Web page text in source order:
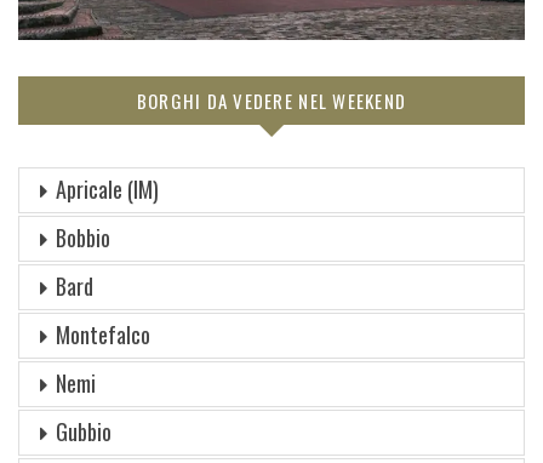
BORGHI DA VEDERE NEL WEEKEND
Apricale (IM)
Bobbio
Bard
Montefalco
Nemi
Gubbio